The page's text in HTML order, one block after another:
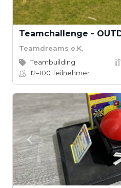
Teamdreams e.K.
Teambuilding
12–100Teilnehmer